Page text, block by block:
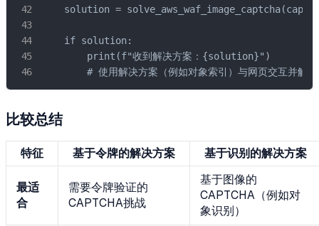
solution =
    if solution:
        print(f"收到解决方案：{solution}")
# 使用解决方案（例如对象索引）与网页交互并
比较总结
特征 基于令牌的解决方案 基于识别的解决方案
最适
合
需要令牌验证的
CAPTCHA挑战
基于图像的
CAPTCHA（例如对
象识别）